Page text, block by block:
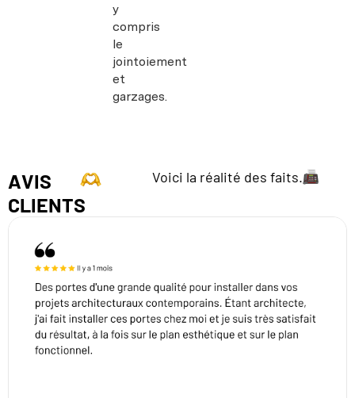
y
compris
le
jointoiement
et
garzages.
AVIS
CLIENTS
Voici la réalité des faits.